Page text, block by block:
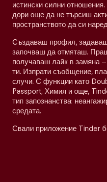
истински силни
дори още да не търсиш
пространството да си
Създаваш профил,
започваш да отмяташ.
получаваш лайк в замяна
ти. Изпрати съобщение,
случи. С функции като
Passport, Химия и още,
тип запознанства:
средата.
Свали приложение Tinder